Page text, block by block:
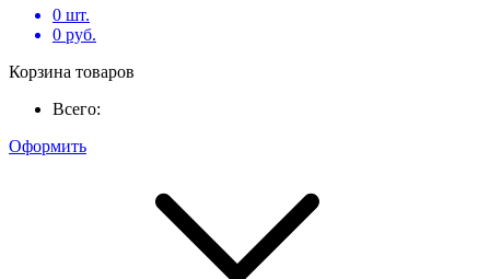
0 шт.
0 руб.
Корзина товаров
Всего:
Оформить